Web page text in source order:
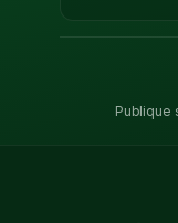
Publique